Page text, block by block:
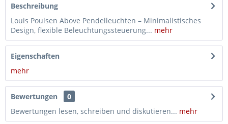
Beschreibung
Louis Poulsen Above Pendelleuchten – Minimalistisches
Design, flexible Beleuchtungssteuerung... mehr
Eigenschaften
mehr
Bewertungen
0
Bewertungen lesen, schreiben und diskutieren... mehr